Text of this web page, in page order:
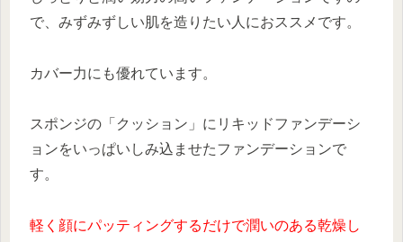
で、みずみずしい肌を造りたい人におススメです。
カバー力にも優れています。
スポンジの「クッション」にリキッドファンデーシ
ョンをいっぱいしみ込ませたファンデーションで
す。
軽く顔にパッティングするだけで潤いのある乾燥し